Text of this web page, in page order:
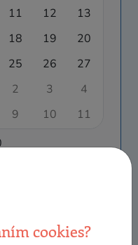
11 12
13
18 19
20
25 26
27
2 3
4
9 10
11
cookies?